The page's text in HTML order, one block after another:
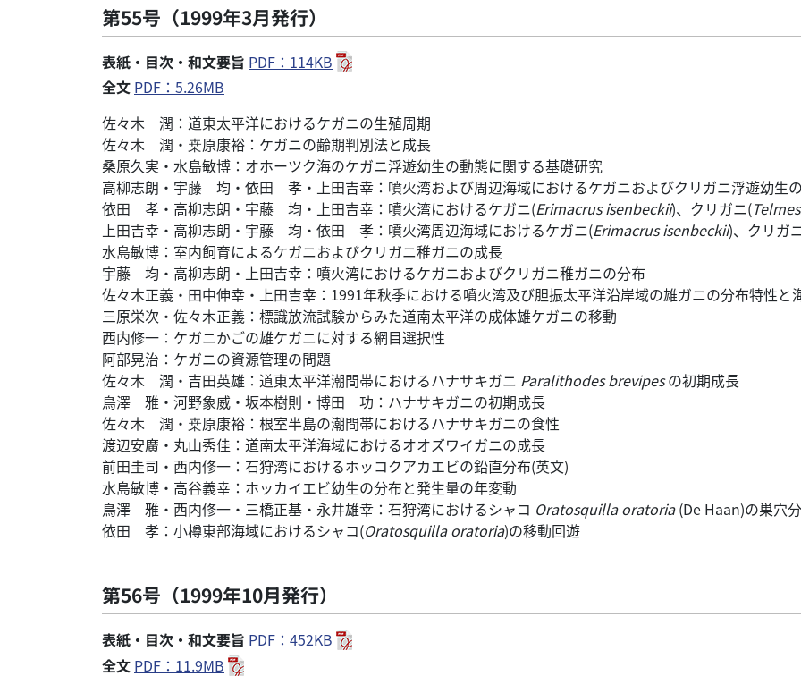
第55号（1999年3月発行）
表紙・目次・和文要旨 PDF：114KB
全文 PDF：5.26MB
佐々木 潤：道東太平洋におけるケガニの生殖周期
佐々木 潤・桒原康裕：ケガニの齢期判別法と成長
桑原久実・水島敏博：オホーツク海のケガニ浮遊幼生の動態に関する基礎研究
高柳志朗・宇藤 均・依田 孝・上田吉幸：噴火湾および周辺海域におけるケガニおよびクリガニ浮遊幼生
依田 孝・高柳志朗・宇藤 均・上田吉幸：噴火湾におけるケガニ(Erimacrus isenbeckii)、クリガニ(
上田吉幸・高柳志朗・宇藤 均・依田 孝：噴火湾周辺海域におけるケガニ(Erimacrus isenbeckii)、クリガ
水島敏博：室内飼育によるケガニおよびクリガニ稚ガニの成長
宇藤 均・高柳志朗・上田吉幸：噴火湾におけるケガニおよびクリガニ稚ガニの分布
佐々木正義・田中伸幸・上田吉幸：1991年秋季における噴火湾及び胆振太平洋沿岸域の雄ガニの分布特性と
三原栄次・佐々木正義：標識放流試験からみた道南太平洋の成体雄ケガニの移動
西内修一：ケガニかごの雄ケガニに対する網目選択性
阿部晃治：ケガニの資源管理の問題
佐々木 潤・吉田英雄：道東太平洋潮間帯におけるハナサキガニ Paralithodes brevipesの初期成長
鳥澤 雅・河野象威・坂本樹則・博田 功：ハナサキガニの初期成長
佐々木 潤・桒原康裕：根室半島の潮間帯におけるハナサキガニの食性
渡辺安廣・丸山秀佳：道南太平洋海域におけるオオズワイガニの成長
前田圭司・西内修一：石狩湾におけるホッコクアカエビの鉛直分布(英文)
水島敏博・高谷義幸：ホッカイエビ幼生の分布と発生量の年変動
鳥澤 雅・西内修一・三橋正基・永井雄幸：石狩湾におけるシャコ Oratosquilla oratoria(De Haan)の巣穴
依田 孝：小樽東部海域におけるシャコ(Oratosquilla oratoria)の移動回遊
第56号（1999年10月発行）
表紙・目次・和文要旨 PDF：452KB
全文 PDF：11.9MB